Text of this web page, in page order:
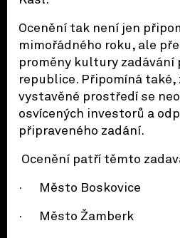
Ocenění tak není jen
mimořádného roku, ale
proměny kultury zadávání
republice. Připomíná také,
vystavěné prostředí se
osvícených investorů a
připraveného zadání.
Ocenění patří těmto
· Město Boskovice
· Město Žamberk